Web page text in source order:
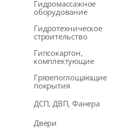
Гидромассажное
оборудование
Гидротехническое
строительство
Гипсокартон,
комплектующие
Грязепоглощающие
покрытия
ДСП, ДВП, Фанера
Двери